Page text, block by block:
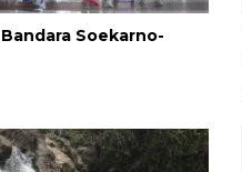
Soekarno-